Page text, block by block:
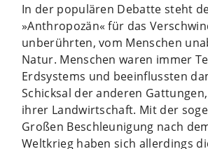
In der populären Debatte steht
»Anthropozän« für das
unberührten, vom Menschen
Natur. Menschen waren immer
Erdsystems und beeinflussten
Schicksal der anderen
ihrer Landwirtschaft. Mit der
Großen Beschleunigung nach
Weltkrieg haben sich allerdings